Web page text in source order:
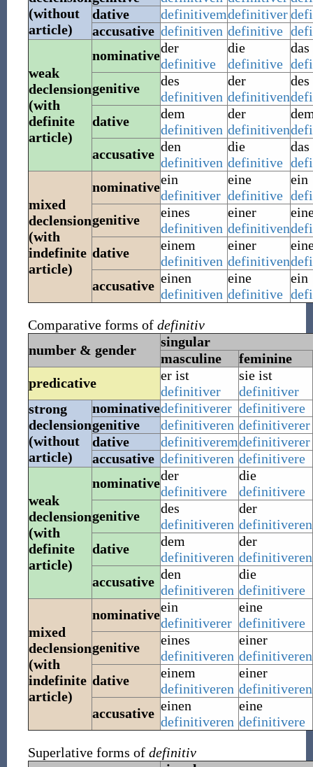
(without
article)
dative
definitivemdefinitiver
accusative definitiven definitive
weak
declension
(with
definite
article)
nominativeder
definitive
die
definitive
das
genitive
des
definitiven
der
definitiven
des
dative
dem
definitiven
der
definitiven
accusative den
definitiven
die
definitive
das
mixed
declension
(with
indefinite
article)
nominativeein
definitiver
eine
definitive
ein
genitive
eines
definitiven
einer
definitiven
dative
einem
definitiven
einer
definitiven
accusative einen
definitiven
eine
definitive
ein
Comparative forms of definitiv
number & gender
singular
masculine
feminine
predicative
er ist
definitiver
sie ist
definitiver
strong
declension
(without
article)
nominativedefinitiverer definitivere
genitive
definitiveren definitiverer
dative
definitiveremdefinitiverer
accusative definitiveren definitivere
weak
declension
(with
definite
article)
nominativeder
definitivere
die
definitivere
genitive
des
definitiveren
der
definitiveren
dative
dem
definitiveren
der
definitiveren
accusative den
definitiveren
die
definitivere
mixed
declension
(with
indefinite
article)
nominativeein
definitiverer
eine
definitivere
genitive
eines
definitiveren
einer
definitiveren
dative
einem
definitiveren
einer
definitiveren
accusative einen
definitiveren
eine
definitivere
Superlative forms of definitiv